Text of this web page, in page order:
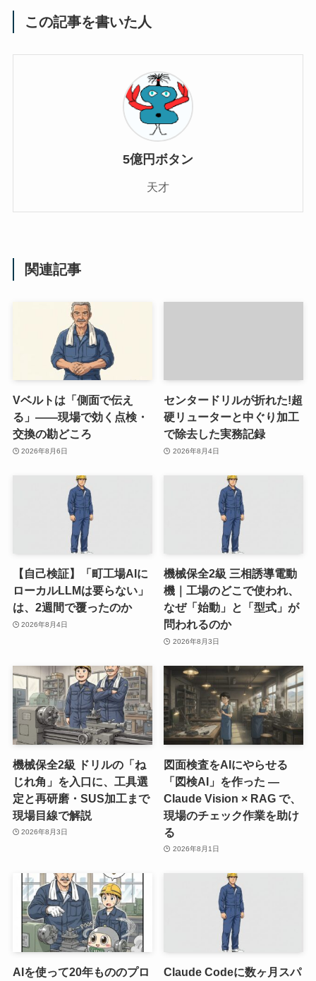
この記事を書いた人
5億円ボタン
天才
関連記事
Vベルトは「側面で伝え
る」——現場で効く点検・
交換の勘どころ
2026年8月6日
センタードリルが折れた!超
硬リューターと中ぐり加工
で除去した実務記録
2026年8月4日
【自己検証】「町工場AIに
ローカルLLMは要らない」
は、2週間で覆ったのか
2026年8月4日
機械保全2級 三相誘導電動
機｜工場のどこで使われ、
なぜ「始動」と「型式」が
問われるのか
2026年8月3日
機械保全2級 ドリルの「ね
じれ角」を入口に、工具選
定と再研磨・SUS加工まで
現場目線で解説
2026年8月3日
図面検査をAIにやらせる
「図検AI」を作った ―
Claude Vision × RAG で、
現場のチェック作業を助け
る
2026年8月1日
AIを使って20年もののプロ
Claude Codeに数ヶ月スパ